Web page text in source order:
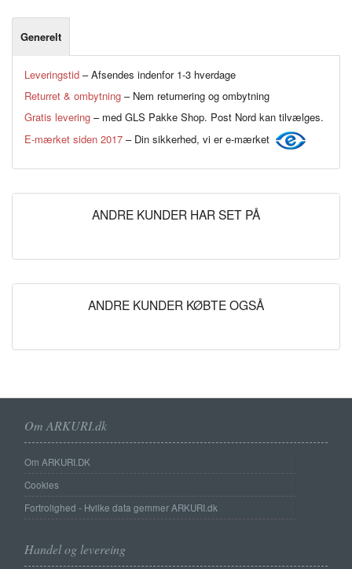
Generelt
Leveringstid – Afsendes indenfor 1-3 hverdage
Returret & ombytning – Nem returnering og ombytning
Gratis levering – med GLS Pakke Shop. Post Nord kan tilvælges.
E-mærket siden 2017 – Din sikkerhed, vi er e-mærket
ANDRE KUNDER HAR SET PÅ
ANDRE KUNDER KØBTE OGSÅ
Om ARKURI.dk
Om ARKURI.DK
Cookies
Fortrolighed - Hvilke data gemmer ARKURI.dk
Handel og levereing